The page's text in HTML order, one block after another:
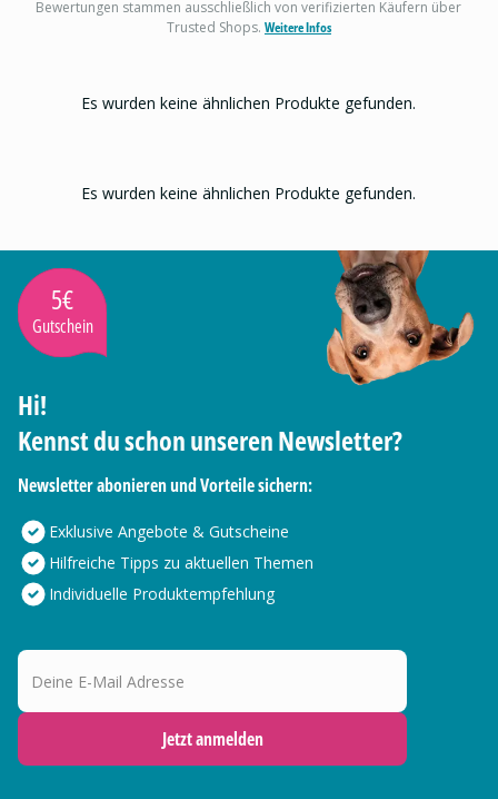
Bewertungen stammen ausschließlich von verifizierten Käufern über
Trusted Shops. Weitere Infos
Es wurden keine ähnlichen Produkte gefunden.
Es wurden keine ähnlichen Produkte gefunden.
5€
Gutschein
Hi!
Kennst du schon unseren Newsletter?
Newsletter abonieren und Vorteile sichern:
Exklusive Angebote & Gutscheine
Hilfreiche Tipps zu aktuellen Themen
Individuelle Produktempfehlung
Deine E-Mail Adresse
Jetzt anmelden